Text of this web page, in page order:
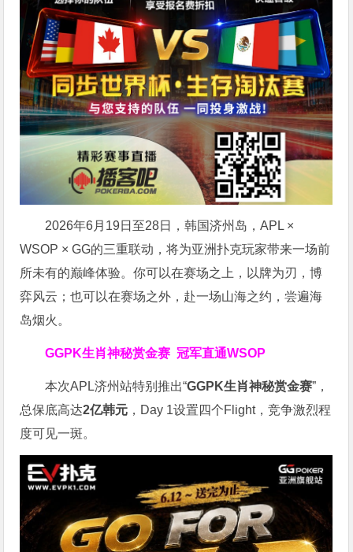
2026年6月19日至28日，韩国济州岛，APL ×
WSOP × GG的三重联动，将为亚洲扑克玩家带来一场前
所未有的巅峰体验。你可以在赛场之上，以牌为刃，博
弈风云；也可以在赛场之外，赴一场山海之约，尝遍海
岛烟火。
GGPK生肖神秘赏金赛冠军直通WSOP
本次APL济州站特别推出“GGPK生肖神秘赏金赛”，
总保底高达2亿韩元 ，Day 1设置四个Flight，竞争激烈程
度可见一斑。